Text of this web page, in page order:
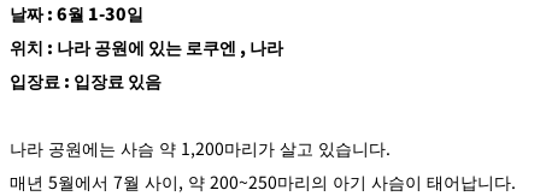
날짜 : 6월 1-30일
위치 : 나라 공원에 있는 로쿠엔 , 나라
입장료 : 입장료 있음
나라 공원에는 사슴 약 1,200마리가 살고 있습니다.
매년 5월에서 7월 사이, 약 200~250마리의 아기 사슴이 태어납니다.